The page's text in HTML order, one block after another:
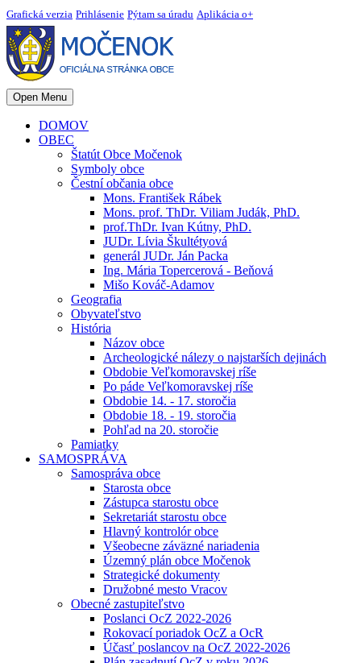
Grafická verzia Prihlásenie Pýtam sa úradu Aplikácia o+
Open Menu
DOMOV
OBEC
Štatút Obce Močenok
Symboly obce
Čestní občania obce
Mons. František Rábek
Mons. prof. ThDr. Viliam Judák, PhD.
prof.ThDr. Ivan Kútny, PhD.
JUDr. Lívia Škultétyová
generál JUDr. Ján Packa
Ing. Mária Topercerová - Beňová
Mišo Kováč-Adamov
Geografia
Obyvateľstvo
História
Názov obce
Archeologické nálezy o najstarších dejinách
Obdobie Veľkomoravskej ríše
Po páde Veľkomoravskej ríše
Obdobie 14. - 17. storočia
Obdobie 18. - 19. storočia
Pohľad na 20. storočie
Pamiatky
SAMOSPRÁVA
Samospráva obce
Starosta obce
Zástupca starostu obce
Sekretariát starostu obce
Hlavný kontrolór obce
Všeobecne záväzné nariadenia
Územný plán obce Močenok
Strategické dokumenty
Družobné mesto Vracov
Obecné zastupiteľstvo
Poslanci OcZ 2022-2026
Rokovací poriadok OcZ a OcR
Účasť poslancov na OcZ 2022-2026